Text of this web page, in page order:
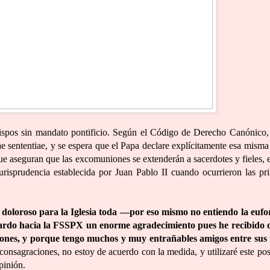
sin mandato pontificio. Según el Código de Derecho Canónico,
sententiae, y se espera que el Papa declare explícitamente esa
aseguran que las excomuniones se extenderán a sacerdotes y fieles,
establecida por Juan Pablo II cuando ocurrieron las
para la Iglesia toda —por eso mismo no entiendo la
hacia la FSSPX un enorme agradecimiento pues he recibido
y porque tengo muchos y muy entrañables amigos entre sus
no estoy de acuerdo con la medida, y utilizaré este